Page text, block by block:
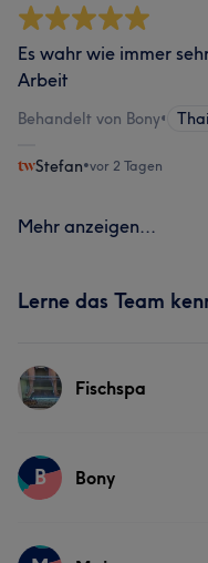
Es wahr wie immer
Arbeit
Behandelt von Bony•
Stefan•vor 2 Tagen
Mehr anzeigen...
Lerne das Team
Fischspa
Services
B Bony
Services